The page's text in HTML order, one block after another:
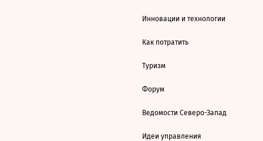
Инновации и технологии
Как потратить
Туризм
Форум
Ведомости Северо-Запад
Идеи управления